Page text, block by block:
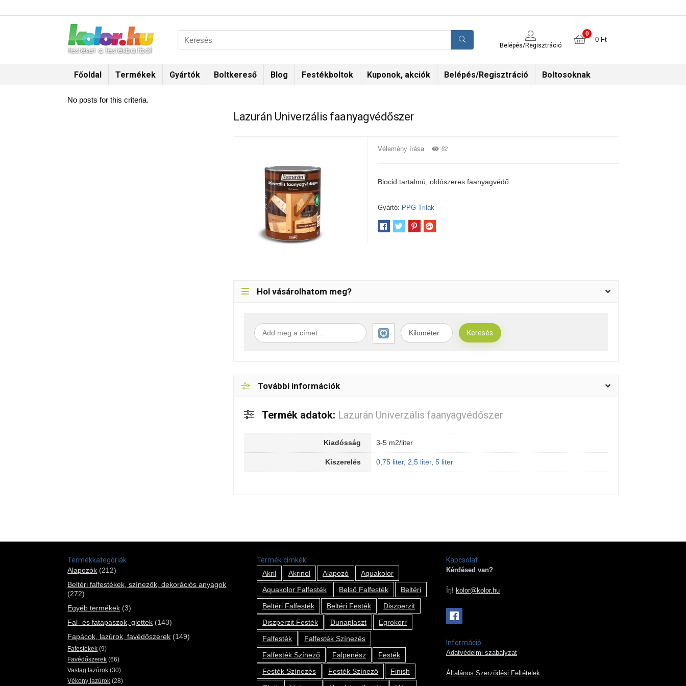
Belépés/Regisztráció
0
0 Ft
Főoldal Termékek Gyártók Boltkereső Blog Festékboltok Kuponok, akciók Belépés/Regisztráció Boltosoknak
Lazurán Univerzális faanyagvédőszer
Vélemény írása 82
Biocid tartalmú, oldószeres faanyagvédő
Gyártó: PPG Trilak
Hol vásárolhatom meg?
További információk
Termék adatok: Lazurán Univerzális faanyagvédőszer
Kiadósság 3-5 m2/liter
Kiszerelés 0,75 liter, 2,5 liter, 5 liter
No posts for this criteria.
Termékkategóriák
Alapozók (212)
Beltéri falfestékek, színezők, dekorációs anyagok
(272)
Egyéb termékek (3)
Fal- és fatapaszok, glettek (143)
Fapácok, lazúrok, favédőszerek (149)
Fafestékek (9)
Favédőszerek (66)
Vastag lazúrok (30)
Vékony lazúrok (28)
Termék címkék
Akril
Akrinol Alapozó
Aquakolor
Aquakolor Falfesték
Belső Falfesték
Beltéri
Beltéri Falfesték
Beltéri Festék
Diszperzit
Diszperzit Festék
Dunaplaszt
Egrokorr
Falfesték
Falfesték Színezés
Falfesték Színező
Falpenész
Festék
Festék Színezés
Festék Színező
Finish
Kapcsolat
Kérdésed van?
Írj! kolor@kolor.hu
Információ
Adatvédelmi szabályzat
Általános Szerződési Feltételek